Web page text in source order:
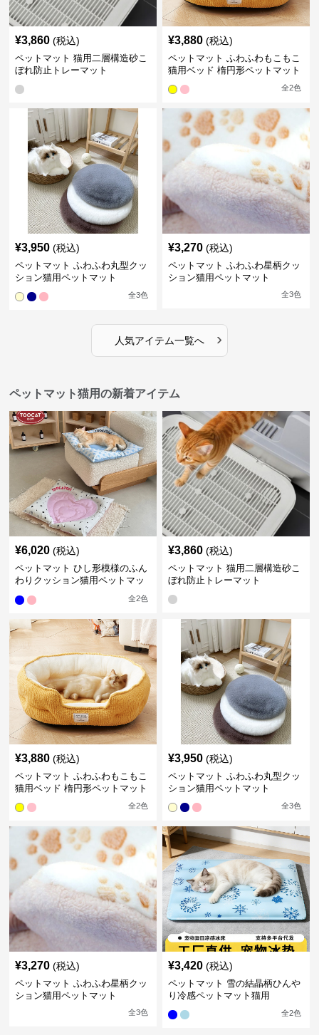
¥3,860 (税込)
ペットマット 猫用二層構造砂こ
ぼれ防止トレーマット
¥3,880 (税込)
ペットマット ふわふわもこもこ
猫用ベッド 楕円形ペットマット
全2色
¥3,950 (税込)
ペットマット ふわふわ丸型クッ
ション猫用ペットマット
全3色
¥3,270 (税込)
ペットマット ふわふわ星柄クッ
ション猫用ペットマット
全3色
人気アイテム一覧へ ›
ペットマット猫用の新着アイテム
¥6,020 (税込)
ペットマット ひし形模様のふん
わりクッション猫用ペットマッ
全2色
¥3,860 (税込)
ペットマット 猫用二層構造砂こ
ぼれ防止トレーマット
¥3,880 (税込)
ペットマット ふわふわもこもこ
猫用ベッド 楕円形ペットマット
全2色
¥3,950 (税込)
ペットマット ふわふわ丸型クッ
ション猫用ペットマット
全3色
¥3,270 (税込)
ペットマット ふわふわ星柄クッ
ション猫用ペットマット
全3色
¥3,420 (税込)
ペットマット 雪の結晶柄ひんや
り冷感ペットマット猫用
全2色